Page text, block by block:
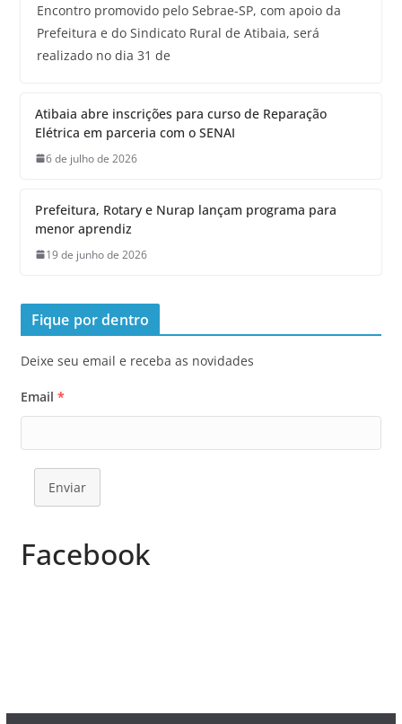
Encontro promovido pelo Sebrae-SP, com apoio da
Prefeitura e do Sindicato Rural de Atibaia, será
realizado no dia 31 de
Atibaia abre inscrições para curso de Reparação
Elétrica em parceria com o SENAI
6 de julho de 2026
Prefeitura, Rotary e Nurap lançam programa para
menor aprendiz
19 de junho de 2026
Fique por dentro
Deixe seu email e receba as novidades
Email *
Enviar
Facebook